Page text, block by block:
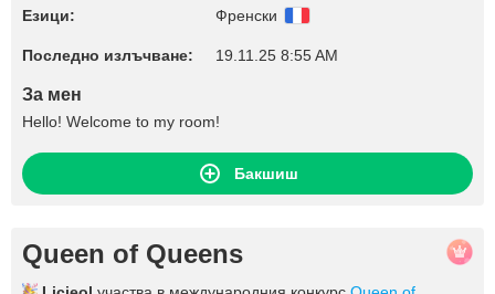
Езици: Френски
Последно излъчване: 19.11.25 8:55 AM
За мен
Hello! Welcome to my room!
Бакшиш
Queen of Queens